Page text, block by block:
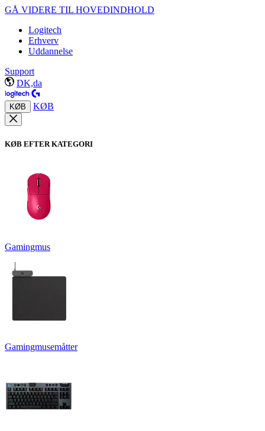
GÅ VIDERE TIL HOVEDINDHOLD
Logitech
Erhverv
Uddannelse
Support
DK,da
KØB KØB
KØB EFTER KATEGORI
Gamingmus
Gamingmusemåtter